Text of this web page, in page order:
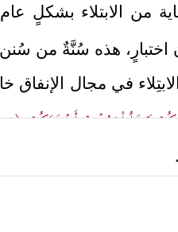
من الابتلاء بشكلٍ عام
هذه سُنَّةٌ من سُنن
في مجال الإنفاق
تَبۡخَلُواْ وَیُخۡرِجۡ أَضۡغَـٰنَكُمۡ﴿٣٧﴾
وَإِن تَتَوَلَّوۡاْ یَسۡتَبۡدِلۡ قَوۡمًا غَیۡرَكُمۡ